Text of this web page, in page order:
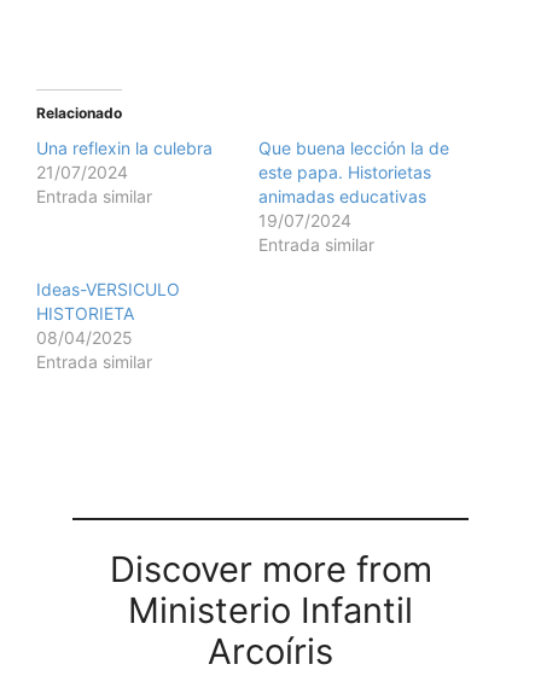
Relacionado
Una reflexin la culebra
21/07/2024
Entrada similar
Que buena lección la de
este papa. Historietas
animadas educativas
19/07/2024
Entrada similar
Ideas-VERSICULO
HISTORIETA
08/04/2025
Entrada similar
Discover more from
Ministerio Infantil
Arcoíris